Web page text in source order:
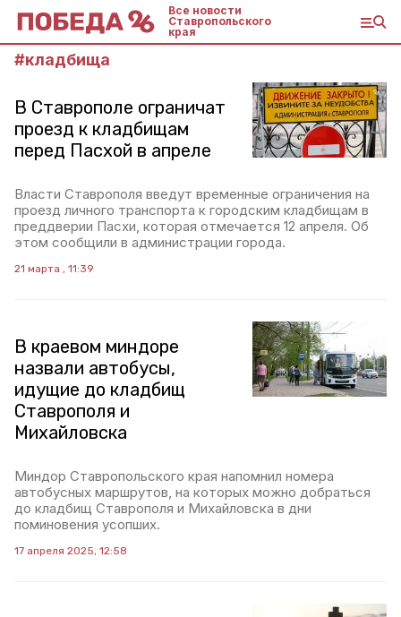
Все новости
Ставропольского
края
#кладбища
В Ставрополе ограничат
проезд к кладбищам
перед Пасхой в апреле
Власти Ставрополя введут временные ограничения на
проезд личного транспорта к городским кладбищам в
преддверии Пасхи, которая отмечается 12 апреля. Об
этом сообщили в администрации города.
21 марта , 11:39
В краевом миндоре
назвали автобусы,
идущие до кладбищ
Ставрополя и
Михайловска
Миндор Ставропольского края напомнил номера
автобусных маршрутов, на которых можно добраться
до кладбищ Ставрополя и Михайловска в дни
поминовения усопших.
17 апреля 2025, 12:58